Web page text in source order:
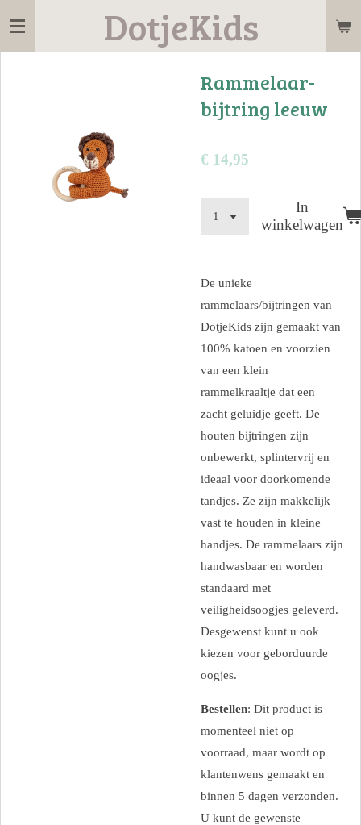
Ga
DotjeKids
Rammelaar-
bijtring leeuw
€ 14,95
In
winkelwagen
De unieke
rammelaars/bijtringen van
DotjeKids zijn gemaakt van
100% katoen en voorzien
van een klein
rammelkraaltje dat een
zacht geluidje geeft. De
houten bijtringen zijn
onbewerkt, splintervrij en
ideaal voor doorkomende
tandjes. Ze zijn makkelijk
vast te houden in kleine
handjes. De rammelaars zijn
handwasbaar en worden
standaard met
veiligheidsoogjes geleverd.
Desgewenst kunt u ook
kiezen voor geborduurde
oogjes.
Bestellen: Dit product is
momenteel niet op
voorraad, maar wordt op
klantenwens gemaakt en
binnen 5 dagen verzonden.
U kunt de gewenste